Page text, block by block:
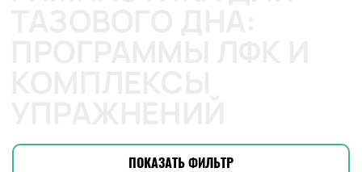
ПОКАЗАТЬ ФИЛЬТР